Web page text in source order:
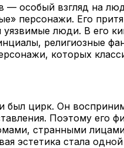
— особый взгляд на
персонажи. Его
люди. В его
религиозные
которых
цирк. Он
Поэтому его
странными
эстетика стала